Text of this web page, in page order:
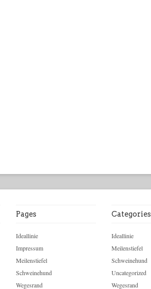
Pages
Ideallinie
Impressum
Meilenstiefel
Schweinehund
Wegesrand
Categories
Ideallinie
Meilenstiefel
Schweinehund
Uncategorized
Wegesrand